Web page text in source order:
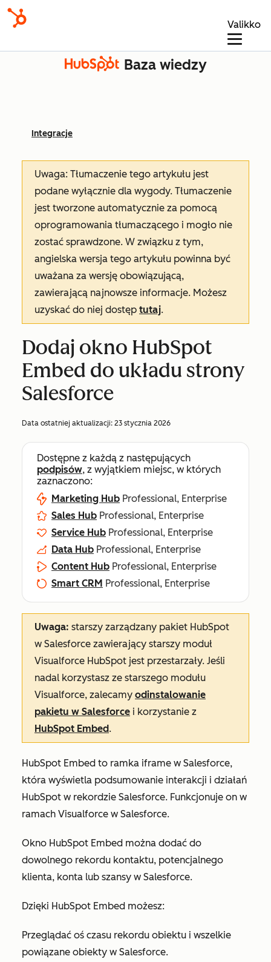
Valikko
Baza wiedzy
Integracje
Uwaga: Tłumaczenie tego artykułu jest
podane wyłącznie dla wygody. Tłumaczenie
jest tworzone automatycznie za pomocą
oprogramowania tłumaczącego i mogło nie
zostać sprawdzone. W związku z tym,
angielska wersja tego artykułu powinna być
uważana za wersję obowiązującą,
zawierającą najnowsze informacje. Możesz
uzyskać do niej dostęp tutaj.
Dodaj okno HubSpot
Embed do układu strony
Salesforce
Data ostatniej aktualizacji: 23 stycznia 2026
Dostępne z każdą z następujących
podpisów, z wyjątkiem miejsc, w których
zaznaczono:
Marketing Hub Professional, Enterprise
Sales Hub Professional, Enterprise
Service Hub Professional, Enterprise
Data Hub Professional, Enterprise
Content Hub Professional, Enterprise
Smart CRM Professional, Enterprise
Uwaga: starszy zarządzany pakiet HubSpot
w Salesforce zawierający starszy moduł
Visualforce HubSpot jest przestarzały. Jeśli
nadal korzystasz ze starszego modułu
Visualforce, zalecamy odinstalowanie
pakietu w Salesforce i korzystanie z
HubSpot Embed.
HubSpot Embed to ramka iframe w Salesforce,
która wyświetla podsumowanie interakcji i działań
HubSpot w rekordzie Salesforce. Funkcjonuje on w
ramach Visualforce w Salesforce.
Okno HubSpot Embed można dodać do
dowolnego rekordu kontaktu, potencjalnego
klienta, konta lub szansy w Salesforce.
Dzięki HubSpot Embed możesz:
Przeglądać oś czasu rekordu obiektu i wszelkie
powiązane obiekty w Salesforce.